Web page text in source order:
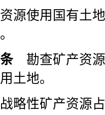
源使用国有土
勘查矿产资源
土地。
略性矿产资源